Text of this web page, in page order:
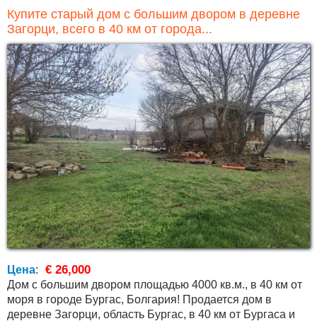
Купите старый дом с большим двором в деревне
Загорци, всего в 40 км от города...
Цена: € 26,000
Дом с большим двором площадью 4000 кв.м., в 40 км от
моря в городе Бургас, Болгария! Продается дом в
деревне Загорци, область Бургас, в 40 км от Бургаса и